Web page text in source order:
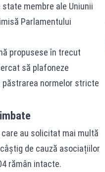
membre ale Uniunii
Parlamentului
propusese în trecut
să plafoneze
păstrarea normelor stricte
au solicitat mai multă
de cauză asociațiilor
rămân intacte.